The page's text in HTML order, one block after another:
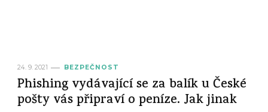
24. 9. 2021 BEZPEČNOST
Phishing vydávající se za balík u České
pošty vás připraví o peníze. Jak jinak